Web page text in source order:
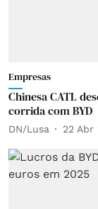
Empresas
Chinesa CATL
corrida com BYD
DN/Lusa 22 Abr